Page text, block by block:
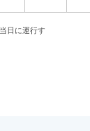
日に運行す